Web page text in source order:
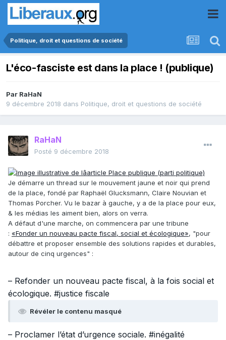
Politique, droit et questions de société
L'éco-fasciste est dans la place ! (publique)
Par RaHaN
9 décembre 2018 dans Politique, droit et questions de société
RaHaN
Posté 9 décembre 2018
Je démarre un thread sur le mouvement jaune et noir qui prend
de la place, fondé par Raphaël Glucksmann, Claire Nouvian et
Thomas Porcher. Vu le bazar à gauche, y a de la place pour eux,
& les médias les aiment bien, alors on verra.
A défaut d'une marche, on commencera par une tribune
: «Fonder un nouveau pacte fiscal, social et écologique», "pour
débattre et proposer ensemble des solutions rapides et durables,
autour de cinq urgences" :
– Refonder un nouveau pacte fiscal, à la fois social et
écologique. #justice fiscale
Révéler le contenu masqué
– Proclamer l’état d’urgence sociale. #inégalité